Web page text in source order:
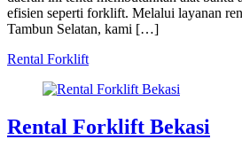
efisien seperti forklift. Melalui layanan
Tambun Selatan, kami […]
Rental Forklift
Rental Forklift Bekasi